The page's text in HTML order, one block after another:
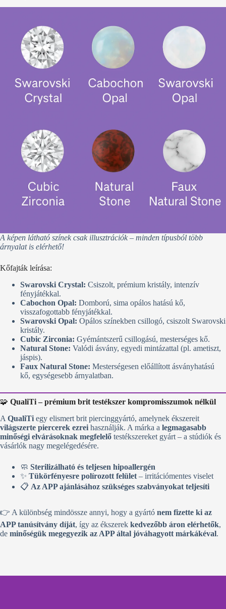
A képen látható színek csak illusztrációk – minden típusból több
árnyalat is elérhető!
Kőfajták leírása:
Swarovski Crystal: Csiszolt, prémium kristály, intenzív
fényjátékkal.
Cabochon Opal: Domború, sima opálos hatású kő,
visszafogottabb fényjátékkal.
Swarovski Opal: Opálos színekben csillogó, csiszolt Swarovski
kristály.
Cubic Zirconia: Gyémántszerű csillogású, mesterséges kő.
Natural Stone: Valódi ásvány, egyedi mintázattal (pl. ametiszt,
jáspis).
Faux Natural Stone: Mesterségesen előállított ásványhatású
kő, egységesebb árnyalatban.
🧩 QualiTi – prémium brit testékszer kompromisszumok nélkül
A QualiTi egy elismert brit piercinggyártó, amelynek ékszereit
világszerte piercerek ezrei használják. A márka a legmagasabb
minőségi elvárásoknak megfelelő testékszereket gyárt – a stúdiók és
vásárlók nagy megelégedésére.
🧼 Sterilizálható és teljesen hipoallergén
✨ Tükörfényesre polírozott felület – irritációmentes viselet
📋 Az APP ajánlásához szükséges szabványokat teljesíti
👉 A különbség mindössze annyi, hogy a gyártó nem fizette ki az
APP tanúsítvány díját, így az ékszerek kedvezőbb áron elérhetők,
de minőségük megegyezik az APP által jóváhagyott márkákéval.